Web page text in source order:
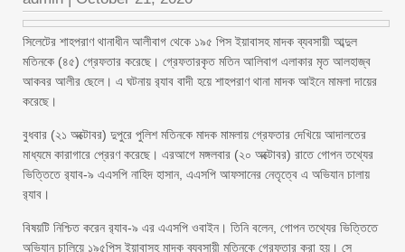
সিলেটের শাহপরাণ থানাধীন আলীবাগ থেকে ১৯৫ পিস ইয়াবাসহ মাদক ব্যবসায়ী আব্দুল
মতিনকে (৪৫) গ্রেফতার করেছে। গ্রেফতারকৃত মতিন আলিবাগ এলাকার মৃত আলহাজ্ব
আকবর আলীর ছেলে। এ ঘটনায় র‌্যাব বাদী হয়ে শাহপরাণ থানা মাদক আইনে মামলা দায়ের
করেছে।
বুধবার (২১ অক্টোবর) দুপুরে পুলিশ মতিনকে মাদক মামলায় গ্রেফতার দেখিয়ে আদালতের
মাধ্যমে কারাগারে প্রেরণ করেছে। এরআগে মঙ্গলবার (২০ অক্টোবর) রাতে গোপন তথ্যের
ভিত্তিতে র‌্যাব-৯ এএসপি নাহিদ হাসান, এএসপি আফসানের নেতৃত্বে এ অভিযান চালায়
র‌্যাব।
বিষয়টি নিশ্চিত করেন র‌্যাব-৯ এর এএসপি ওবাইন। তিনি বলেন, গোপন তথ্যের ভিত্তিতে
অভিযান চালিয়ে ১৯৫পিস ইয়াবাসহ মাদক ব্যবসায়ী মতিনকে গ্রেফতার করা হয়। সে